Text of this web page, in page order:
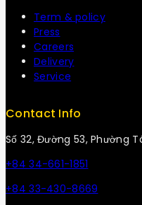
Term & policy
Press
Careers
Delivery
Service
Contact Info
Số 32, Đường 53, Phường
+84 34-661-1851
+84 33-430-8669